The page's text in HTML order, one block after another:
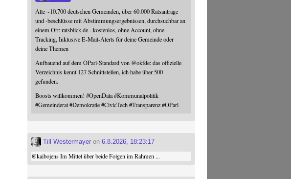
Alle ~10.700 deutschen Gemeinden, über 60.000 Ratsanträge
und -beschlüsse mit Abstimmungsergebnissen, durchsuchbar an
einem Ort: ratsblick.de - kostenlos, ohne Account, ohne
Tracking, Inklusive E-Mail-Alerts für deine Gemeinde oder
deine Themen
Aufbauend auf dem OParl-Standard von @okfde: das offizielle
Verzeichnis kennt 127 Schnittstellen, ich habe über 500
gefunden.
Boosts willkommen!#OpenData #Kommunalpolitik
#Gemeinderat #Demokratie #CivicTech #Transparenz #OParl
Till Westermayer on6.8.2026, 18:23:17
@kaibojensIm Mittel über beide Folgen im Rahmen ...